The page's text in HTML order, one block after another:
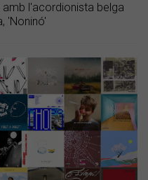
amb l'acordionista belga
'Noninó'